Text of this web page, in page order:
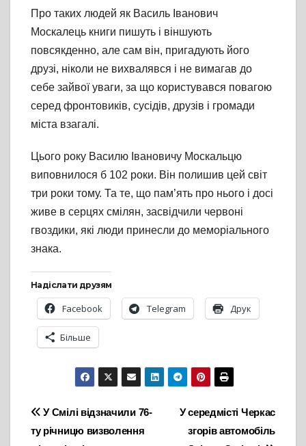
Про таких людей як Василь Іванович
Москалець книги пишуть і віншують
повсякденно, але сам він, пригадують його
друзі, ніколи не вихвалявся і не вимагав до
себе зайвої уваги, за що користувався повагою
серед фронтовиків, сусідів, друзів і громади
міста взагалі.
Цього року Василю Івановичу Москальцю
виповнилося б 102 роки. Він полишив цей світ
три роки тому. Та те, що пам’ять про нього і досі
живе в серцях смілян, засвідчили червоні
гвоздики, які люди принесли до меморіального
знака.
Надіслати друзям
Facebook Telegram Друк
Більше
Навігація
У середмісті Черкас
згорів автомобіль
У Смілі відзначили 76-
ту річницю визволення